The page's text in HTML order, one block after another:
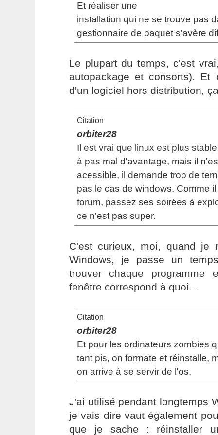
Et réaliser une
installation qui ne se trouve pas
gestionnaire de paquet s'avère
Le plupart du temps, c'est
autopackage et consorts).
d'un logiciel hors distribution,
Citation
orbiter28
Il est vrai que linux est plus
à pas mal d'avantage, mais il
acessible, il demande trop de
pas le cas de windows. Comme
forum, passez ses soirées à
ce n'est pas super.
C'est curieux, moi, quand je
Windows, je passe un
trouver chaque programme
fenêtre correspond à quoi…
Citation
orbiter28
Et pour les ordinateurs zombies
tant pis, on formate et réinstalle,
on arrive à se servir de l'os.
J'ai utilisé pendant longtemps
je vais dire vaut également
que je sache : réinstaller